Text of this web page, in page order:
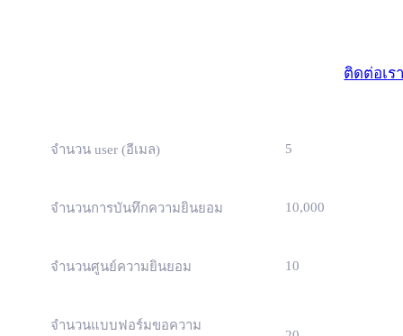
ติดต่อเร
จำนวน user (อีเมล) 5
จำนวนการบันทึกความยินยอม 10,000
จำนวนศูนย์ความยินยอม 10
จำนวนแบบฟอร์มขอความ